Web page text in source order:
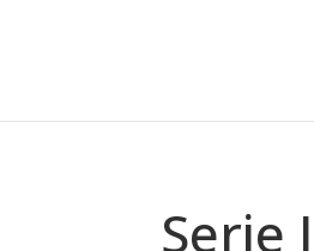
Serie